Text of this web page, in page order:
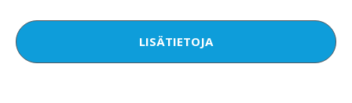
LISÄTIETOJA